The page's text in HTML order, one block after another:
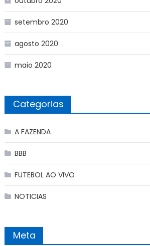
setembro 2020
agosto 2020
maio 2020
Categorias
A FAZENDA
BBB
FUTEBOL AO VIVO
NOTICIAS
Meta